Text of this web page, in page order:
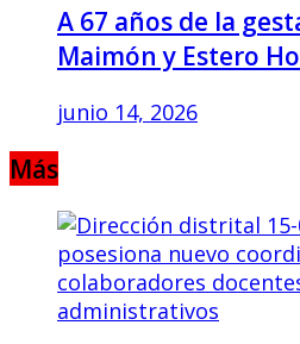
A 67 años de la
Maimón y Estero
junio 14, 2026
Más